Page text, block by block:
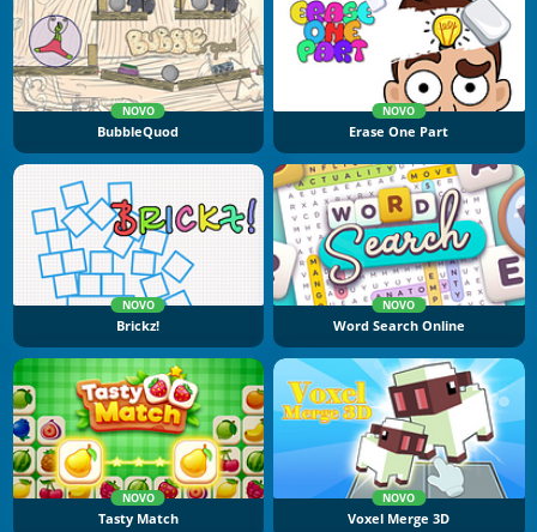
NOVO
BubbleQuod
NOVO
Erase One Part
NOVO
Brickz!
NOVO
Word Search Online
NOVO
Tasty Match
NOVO
Voxel Merge 3D